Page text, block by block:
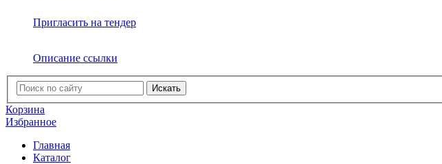
Пригласить на тендер
Описание ссылки
Искать
Корзина
Избранное
Главная
Каталог